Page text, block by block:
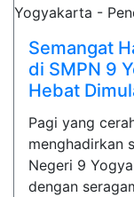
Semangat
di SMPN 9
Hebat
Pagi yang
menghadirkan
Negeri 9
dengan